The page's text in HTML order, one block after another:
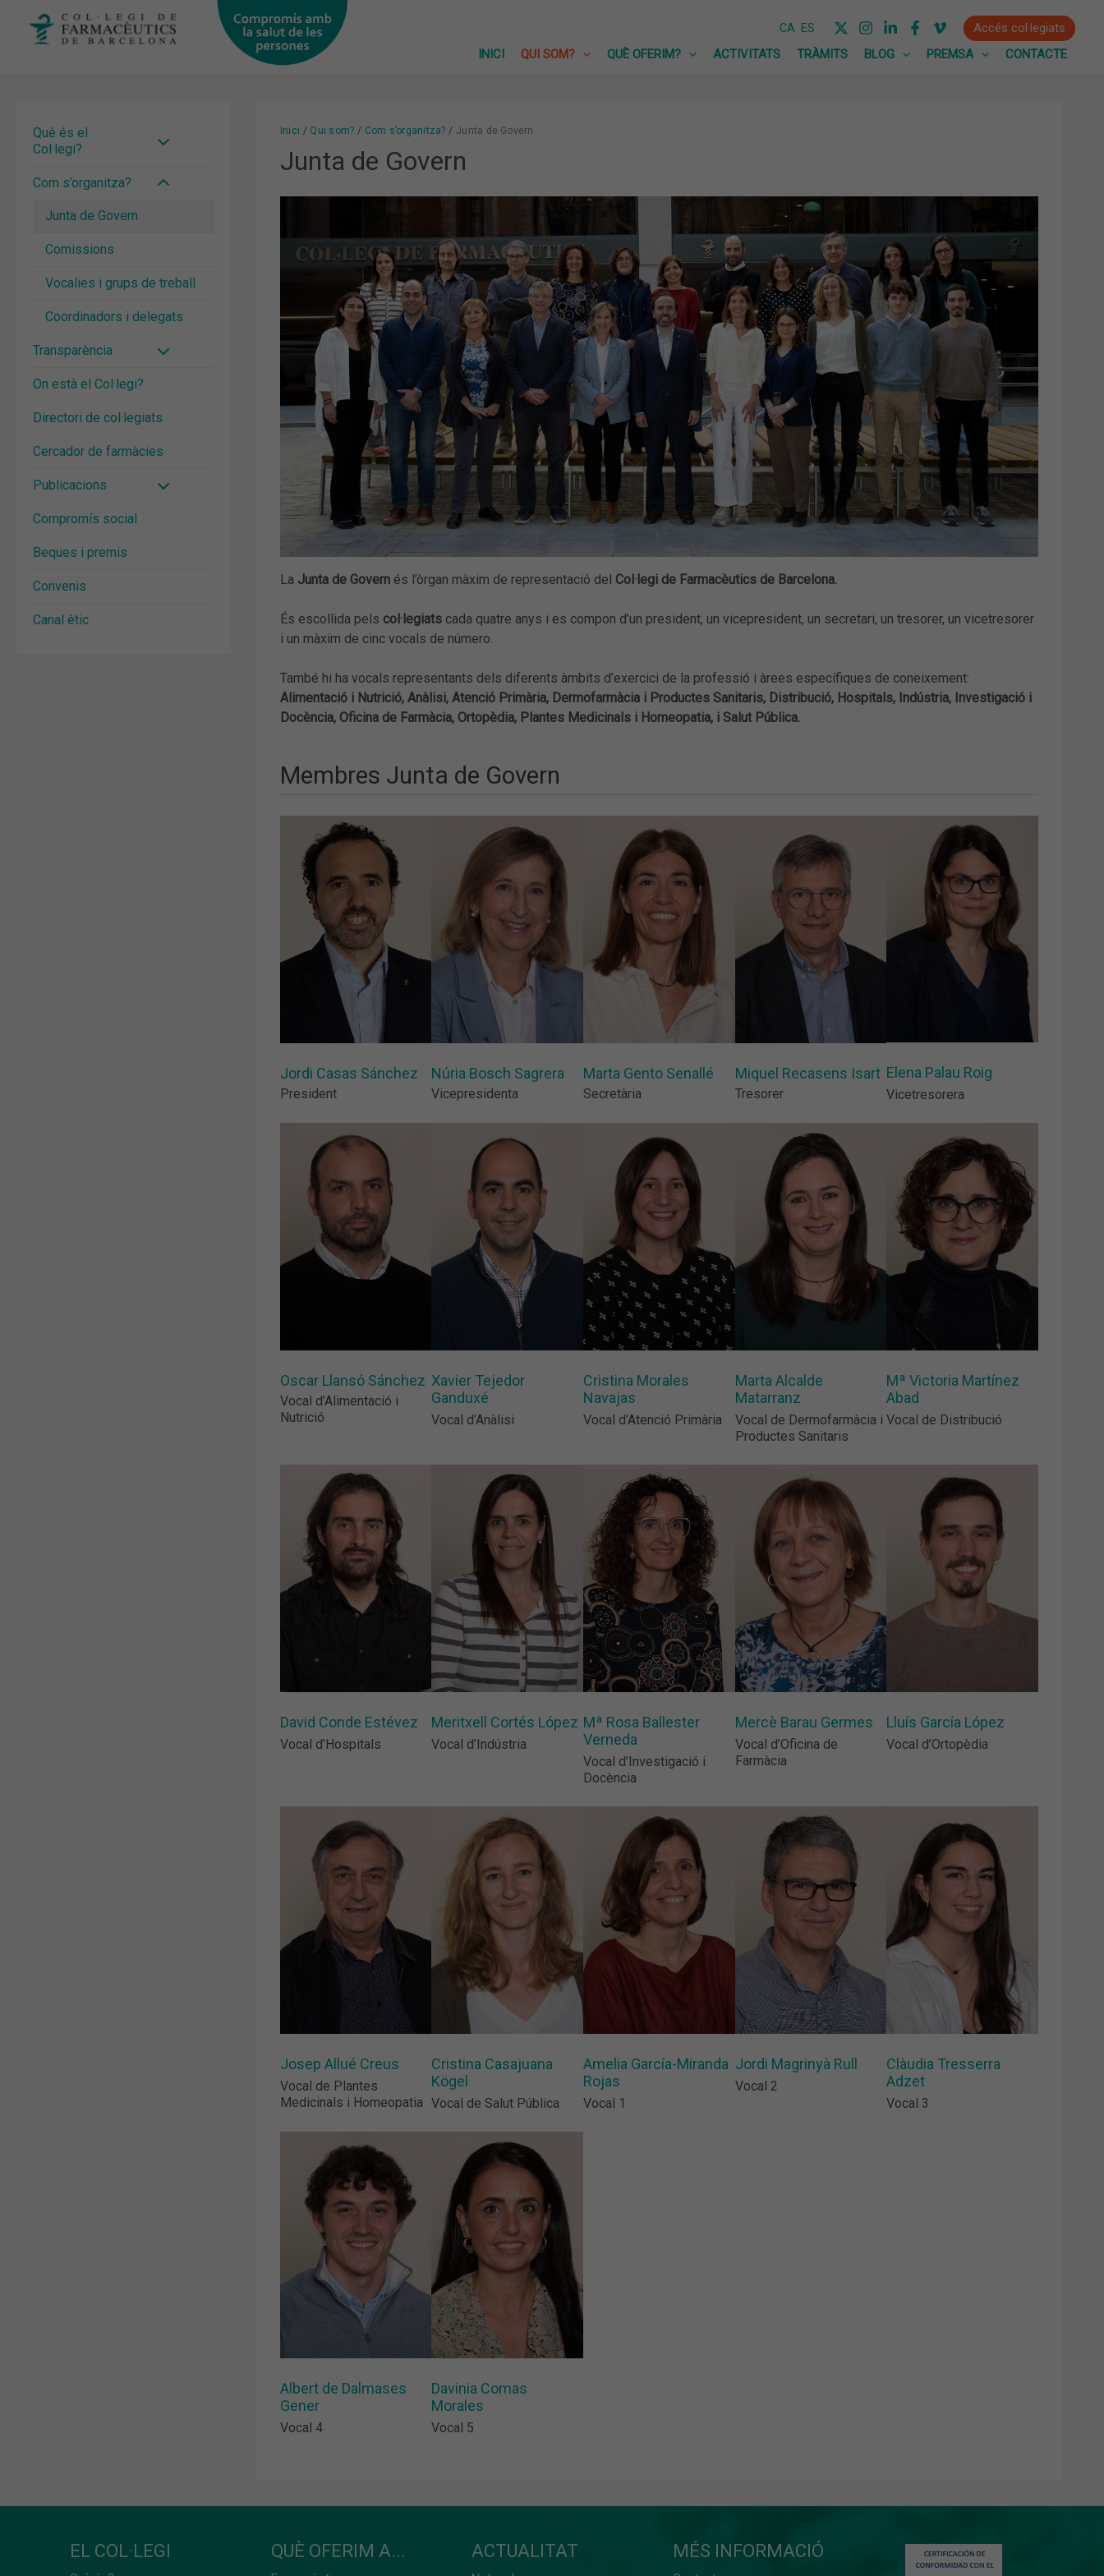
CA ES
Accés col·legiats
INICI
QUI SOM? QUÈ OFERIM? ACTIVITATS TRÀMITS BLOG PREMSA CONTACTE
Què és el
Col·legi?
Com s’organitza?
Junta de Govern
Comissions
Vocalies i grups de treball
Coordinadors i delegats
Transparència
On està el Col·legi?
Directori de col·legiats
Cercador de farmàcies
Publicacions
Compromís social
Beques i premis
Convenis
Canal ètic
Inici Qui som? Com s’organitza? Junta de Govern
Junta de Govern
La Junta de Governés l’òrgan màxim de representació del Col·legi de Farmacèutics de Barcelona.
És escollida pels col·legiatscada quatre anys i es compon d’un president, un vicepresident, un secretari, un tresorer, un vicetresorer
i un màxim de cinc vocals de número.
També hi ha vocals representants dels diferents àmbits d’exercici de la professió i àrees específiques de coneixement:
Alimentació i Nutrició, Anàlisi, Atenció Primària, Dermofarmàcia i Productes Sanitaris, Distribució, Hospitals, Indústria, Investigació i
Docència, Oficina de Farmàcia, Ortopèdia, Plantes Medicinals i Homeopatia, i Salut Pública.
Membres Junta de Govern
Jordi Casas Sánchez
President
Núria Bosch Sagrera
Vicepresidenta
Marta Gento Senallé
Secretària
Miquel Recasens Isart
Tresorer
Elena Palau Roig
Vicetresorera
Oscar Llansó Sánchez
Vocal d’Alimentació i
Nutrició
Xavier Tejedor
Ganduxé
Vocal d’Anàlisi
Cristina Morales
Navajas
Vocal d’Atenció Primària
Marta Alcalde
Matarranz
Vocal de Dermofarmàcia i
Productes Sanitaris
Mª Victoria Martínez
Abad
Vocal de Distribució
David Conde Estévez
Vocal d’Hospitals
Meritxell Cortés López
Vocal d’Indústria
Mª Rosa Ballester
Verneda
Vocal d’Investigació i
Docència
Mercè Barau Germes
Vocal d’Oficina de
Farmàcia
Lluís García López
Vocal d’Ortopèdia
Josep Allué Creus
Vocal de Plantes
Medicinals i Homeopatia
Cristina Casajuana
Kögel
Vocal de Salut Pública
Amelia García-Miranda
Rojas
Vocal 1
Jordi Magrinyà Rull
Vocal 2
Clàudia Tresserra
Adzet
Vocal 3
Albert de Dalmases
Gener
Vocal 4
Davinia Comas
Morales
Vocal 5
EL COL·LEGI QUÈ OFERIM A... ACTUALITAT MÉS INFORMACIÓ